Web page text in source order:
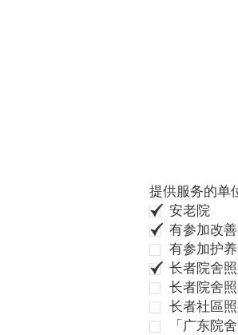
提供服务的单
安老院
有参加改
有参加护
长者院舍
长者院舍
长者社區
「广东院